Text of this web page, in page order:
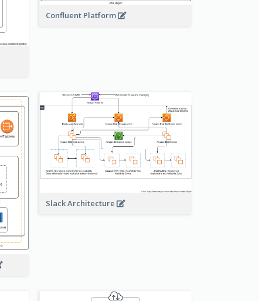
Confluent Platform
Slack Architecture